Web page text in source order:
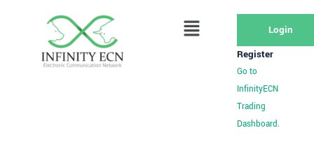
Login
Register
Go to
InfinityECN
Trading
Dashboard.